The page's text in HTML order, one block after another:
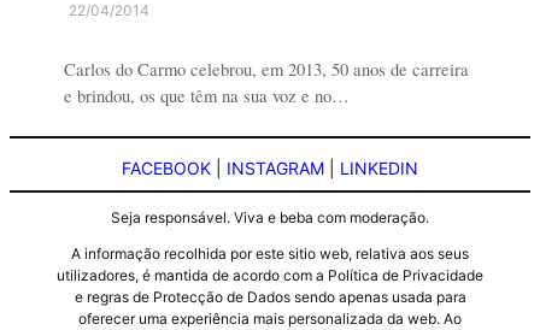
22/04/2014
Carlos do Carmo celebrou, em 2013, 50 anos de carreira
e brindou, os que têm na sua voz e no…
FACEBOOK INSTAGRAM LINKEDIN
Seja responsável. Viva e beba com moderação.
A informação recolhida por este sitio web, relativa aos seus
utilizadores, é mantida de acordo com a Política de Privacidade
e regras de Protecção de Dados sendo apenas usada para
oferecer uma experiência mais personalizada da web. Ao